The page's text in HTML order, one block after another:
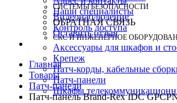
СИСТЕМЫ БЕЗОПАСНОСТИ
Видеонаблюдение
Контроль доступа
СКС И ИНЖЕНЕРНОЕ
Аксессуары для шкафов и
Крепеж
Патч-корды, кабельные
Патч-панели
Шкафы
Наши специалисты
ОБРАТНАЯ СВЯЗЬ
Оставить отзыв
Главная
Товары
Патч-панели
Патч-панель Brand-Rex IDC